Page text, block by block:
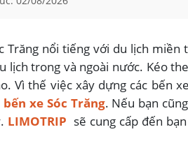
Trăng nổi tiếng với du lịch miền
lịch trong và ngoài nước. Kéo
Vì thế việc xây dựng các bến
bến xe Sóc Trăng. Nếu bạn
LIMOTRIP sẽ cung cấp đến